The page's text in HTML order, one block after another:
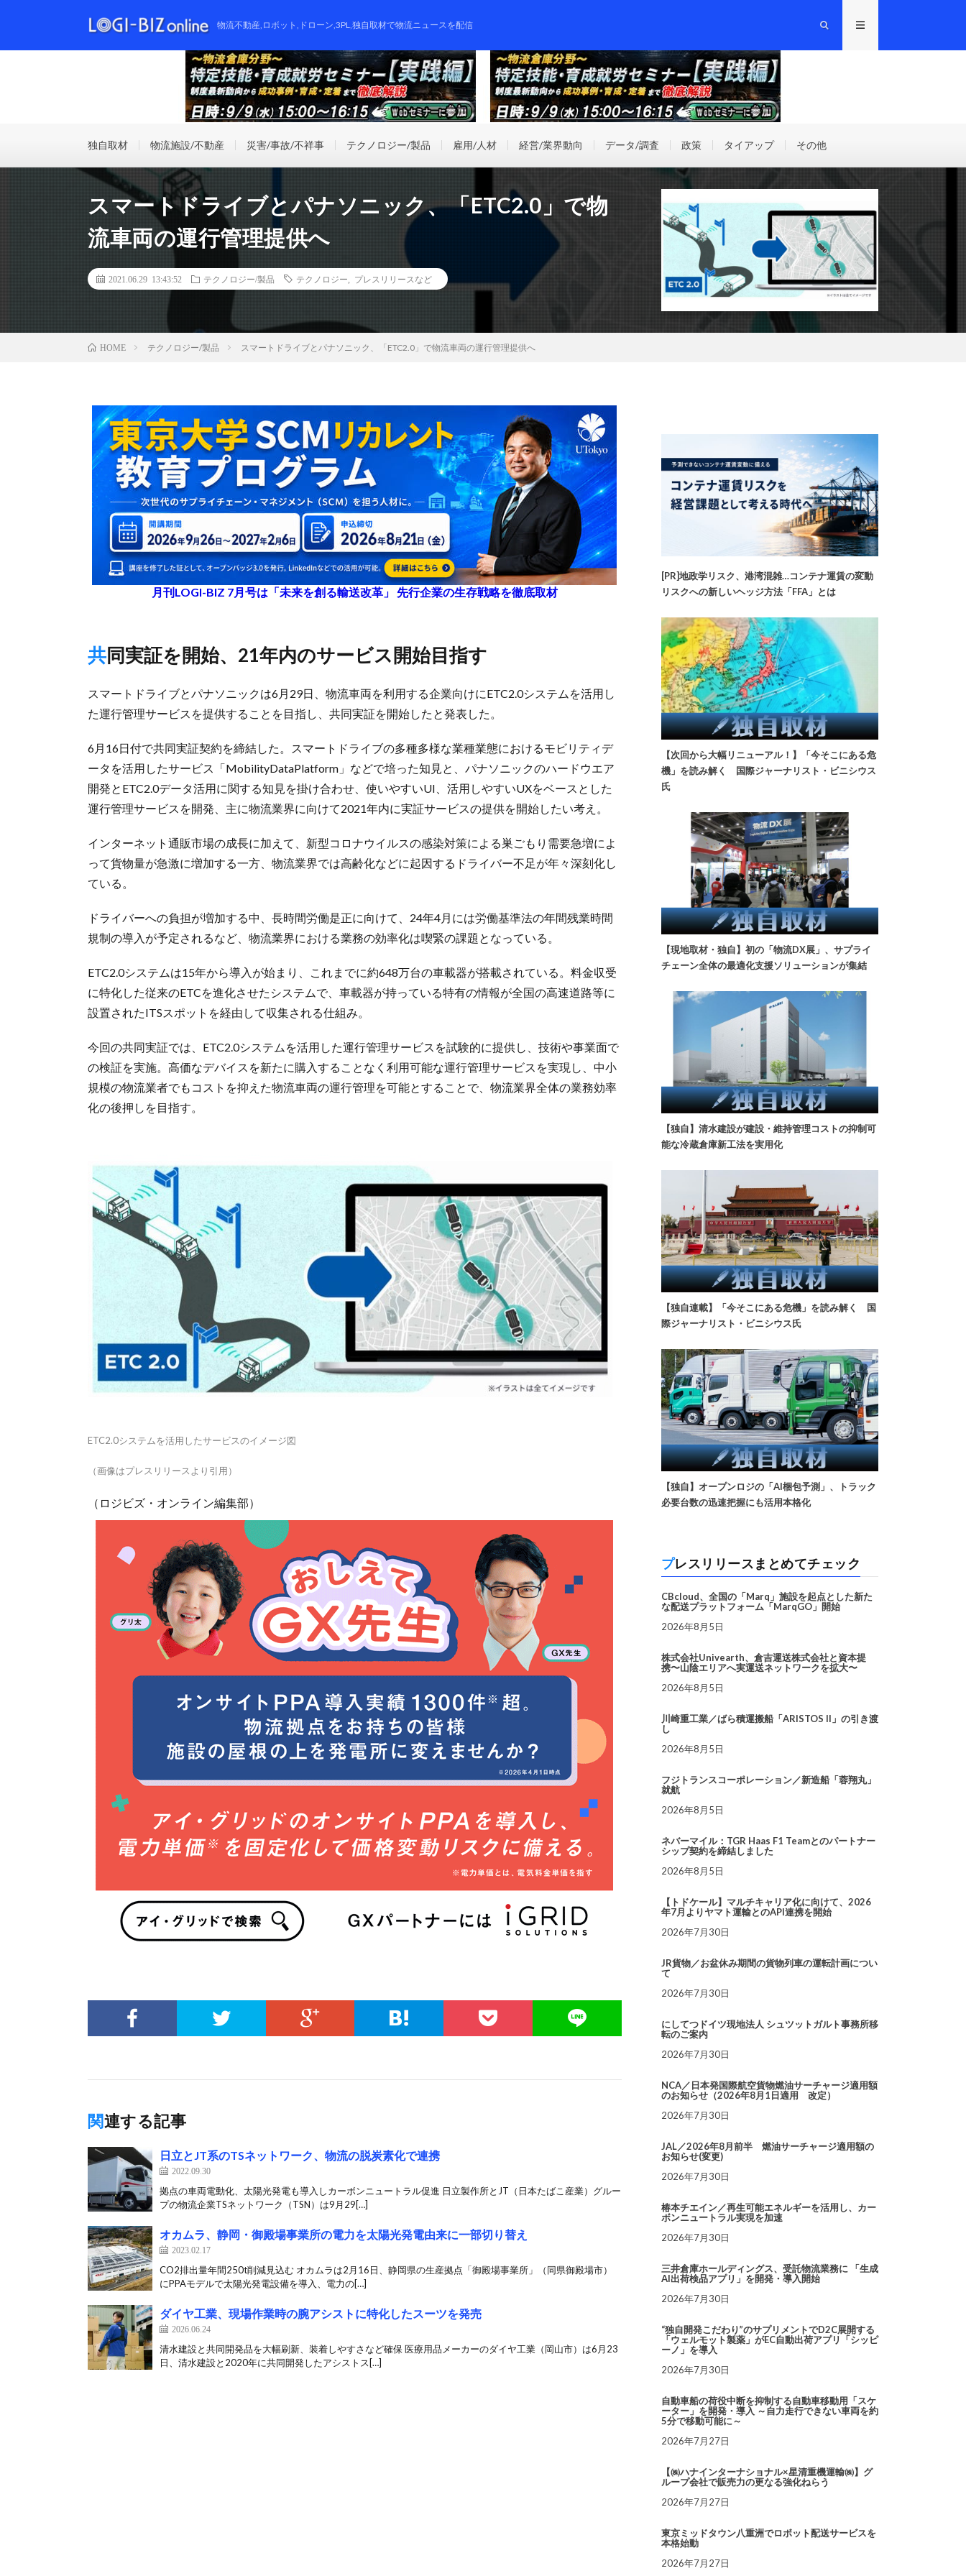
物流不動産,ロボット,ドローン,3PL,独自取材で物流ニュースを配信
独自取材 物流施設/不動産 災害/事故/不祥事 テクノロジー/製品 雇用/人材 経営/業界動向 データ/調査 政策 タイアップ その他
スマートドライブとパナソニック、「ETC2.0」で物
流車両の運行管理提供へ
2021.06.29 13:43:52 テクノロジー/製品 テクノロジー プレスリリースなど
HOME テクノロジー/製品 スマートドライブとパナソニック、「ETC2.0」で物流車両の運行管理提供へ
月刊LOGI-BIZ 7月号は「未来を創る輸送改革」 先行企業の生存戦略を徹底取材
共同実証を開始、21年内のサービス開始目指す
スマートドライブとパナソニックは6月29日、物流車両を利用する企業向けにETC2.0システムを活用し
た運行管理サービスを提供することを目指し、共同実証を開始したと発表した。
6月16日付で共同実証契約を締結した。スマートドライブの多種多様な業種業態におけるモビリティデ
ータを活⽤したサービス「MobilityDataPlatform」などで培った知⾒と、パナソニックのハードウエア
開発とETC2.0データ活⽤に関する知⾒を掛け合わせ、使いやすいUI、活⽤しやすいUXをベースとした
運⾏管理サービスを開発、主に物流業界に向けて2021年内に実証サービスの提供を開始したい考え。
インターネット通販市場の成⻑に加えて、新型コロナウイルスの感染対策による巣ごもり需要急増によ
って貨物量が急激に増加する⼀⽅、物流業界では⾼齢化などに起因するドライバー不⾜が年々深刻化し
ている。
ドライバーへの負担が増加する中、⻑時間労働是正に向けて、24年4月には労働基準法の年間残業時間
規制の導⼊が予定されるなど、物流業界における業務の効率化は喫緊の課題となっている。
ETC2.0システムは15年から導⼊が始まり、これまでに約648万台の⾞載器が搭載されている。料⾦収受
に特化した従来のETCを進化させたシステムで、⾞載器が持っている特有の情報が全国の⾼速道路等に
設置されたITSスポットを経由して収集される仕組み。
今回の共同実証では、ETC2.0システムを活⽤した運⾏管理サービスを試験的に提供し、技術や事業⾯で
の検証を実施。⾼価なデバイスを新たに購⼊することなく利⽤可能な運⾏管理サービスを実現し、中⼩
規模の物流業者でもコストを抑えた物流⾞両の運⾏管理を可能とすることで、物流業界全体の業務効率
化の後押しを目指す。
ETC2.0システムを活⽤したサービスのイメージ図
（画像はプレスリリースより引用）
（ロジビズ・オンライン編集部）
関連する記事
日立とJT系のTSネットワーク、物流の脱炭素化で連携
2022.09.30
拠点の車両電動化、太陽光発電も導入しカーボンニュートラル促進 日立製作所とJT（日本たばこ産業）グルー
プの物流企業TSネットワーク（TSN）は9月29[…]
オカムラ、静岡・御殿場事業所の電力を太陽光発電由来に一部切り替え
2023.02.17
CO2排出量年間250t削減見込む オカムラは2月16日、静岡県の生産拠点「御殿場事業所」（同県御殿場市）
にPPAモデルで太陽光発電設備を導入、電力の[…]
ダイヤ工業、現場作業時の腕アシストに特化したスーツを発売
2026.06.24
清水建設と共同開発品を大幅刷新、装着しやすさなど確保 医療用品メーカーのダイヤ工業（岡山市）は6月23
日、清水建設と2020年に共同開発したアシストス[…]
[PR]地政学リスク、港湾混雑…コンテナ運賃の変動
リスクへの新しいヘッジ方法「FFA」とは
【次回から大幅リニューアル！】「今そこにある危
機」を読み解く 国際ジャーナリスト・ビニシウス
氏
【現地取材・独自】初の「物流DX展」、サプライ
チェーン全体の最適化支援ソリューションが集結
【独自】清水建設が建設・維持管理コストの抑制可
能な冷蔵倉庫新工法を実用化
【独自連載】「今そこにある危機」を読み解く 国
際ジャーナリスト・ビニシウス氏
【独自】オープンロジの「AI梱包予測」、トラック
必要台数の迅速把握にも活用本格化
プレスリリースまとめてチェック
CBcloud、全国の「Marq」施設を起点とした新た
な配送プラットフォーム「MarqGO」開始
2026年8月5日
株式会社Univearth、倉吉運送株式会社と資本提
携〜山陰エリアへ実運送ネットワークを拡大〜
2026年8月5日
川崎重工業／ばら積運搬船「ARISTOS II」の引き渡
し
2026年8月5日
フジトランスコーポレーション／新造船「蓉翔丸」
就航
2026年8月5日
ネバーマイル：TGR Haas F1 Teamとのパートナー
シップ契約を締結しました
2026年8月5日
【トドケール】マルチキャリア化に向けて、2026
年7月よりヤマト運輸とのAPI連携を開始
2026年7月30日
JR貨物／お盆休み期間の貨物列車の運転計画につい
て
2026年7月30日
にしてつドイツ現地法人 シュツットガルト事務所移
転のご案内
2026年7月30日
NCA／日本発国際航空貨物燃油サーチャージ適用額
のお知らせ（2026年8月1日適用 改定）
2026年7月30日
JAL／2026年8月前半 燃油サーチャージ適用額の
お知らせ(変更)
2026年7月30日
椿本チエイン／再生可能エネルギーを活用し、カー
ボンニュートラル実現を加速
2026年7月30日
三井倉庫ホールディングス、受託物流業務に 「生成
AI出荷検品アプリ」を開発・導入開始
2026年7月30日
“独自開発こだわり”のサプリメントでD2C展開する
「ウェルモット製薬」がEC自動出荷アプリ「シッピ
ーノ」を導入
2026年7月30日
自動車船の荷役中断を抑制する自動車移動用「スケ
ーター」を開発・導入 ～自力走行できない車両を約
5分で移動可能に～
2026年7月27日
【㈱ハナインターナショナル×星清重機運輸㈱】グ
ループ会社で販売力の更なる強化ねらう
2026年7月27日
東京ミッドタウン八重洲でロボット配送サービスを
本格始動
2026年7月27日